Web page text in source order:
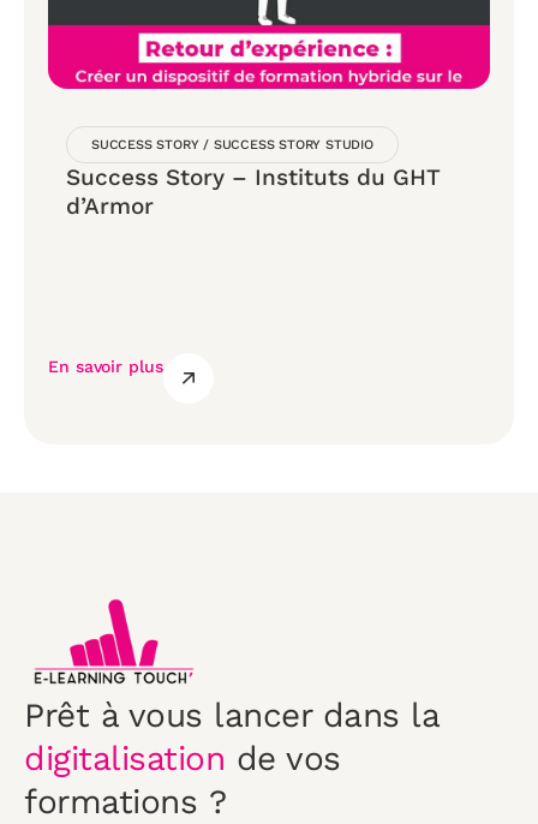
SUCCESS STORY / SUCCESS STORY STUDIO
Success Story – Instituts du GHT
d’Armor
En savoir plus
Prêt à vous lancer dans la
digitalisation de vos
formations ?